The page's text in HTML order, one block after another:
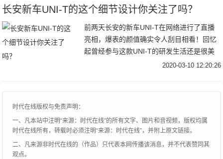
长安新车UNI-T的这个细节设计你关注了吗？
前两天长安的新车UNI-T在网络进行了直播
亮相，爆表的颜值确实令人刮目相看！回忆
起曾经参与这款UNI-T的研发生活还是很美
好的，如今看着她即将上市，内心也是非常
T的外车门拉手的设计，是不是和以往的长
安车型都不一样呢？今天，我们就来一起学
习下外车门拉手的那些秘密吧！
2020-03-10 12:20:26
时代在线版权与免责声明：
一、凡本站中注明“来源：时代在线”的所有文字、图片和音视频，版权均属
时代在线所有，转载时必须注明“来源：时代在线”，并附上原文链接。
二、凡来源非时代在线的（作品）只代表本网传播该消息，并不代表赞同其
观点。